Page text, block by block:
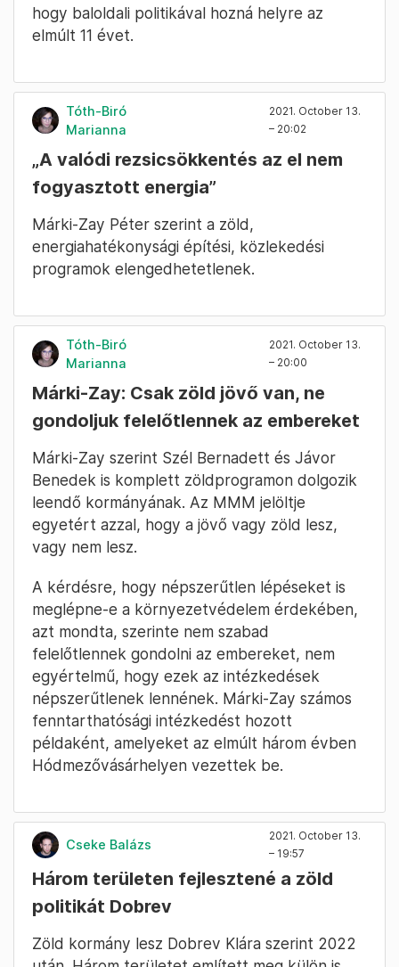
hogy baloldali politikával hozná helyre az
elmúlt 11 évet.
Tóth-Biró
Marianna
2021. October 13.
– 20:02
„A valódi rezsicsökkentés az el nem
fogyasztott energia”
Márki-Zay Péter szerint a zöld,
energiahatékonysági építési, közlekedési
programok elengedhetetlenek.
Tóth-Biró
Marianna
2021. October 13.
– 20:00
Márki-Zay: Csak zöld jövő van, ne
gondoljuk felelőtlennek az embereket
Márki-Zay szerint Szél Bernadett és Jávor
Benedek is komplett zöldprogramon dolgozik
leendő kormányának. Az MMM jelöltje
egyetért azzal, hogy a jövő vagy zöld lesz,
vagy nem lesz.
A kérdésre, hogy népszerűtlen lépéseket is
meglépne-e a környezetvédelem érdekében,
azt mondta, szerinte nem szabad
felelőtlennek gondolni az embereket, nem
egyértelmű, hogy ezek az intézkedések
népszerűtlenek lennének. Márki-Zay számos
fenntarthatósági intézkedést hozott
példaként, amelyeket az elmúlt három évben
Hódmezővásárhelyen vezettek be.
Cseke Balázs
2021. October 13.
– 19:57
Három területen fejlesztené a zöld
politikát Dobrev
Zöld kormány lesz Dobrev Klára szerint 2022